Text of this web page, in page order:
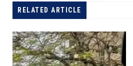
RELATED ARTICLE